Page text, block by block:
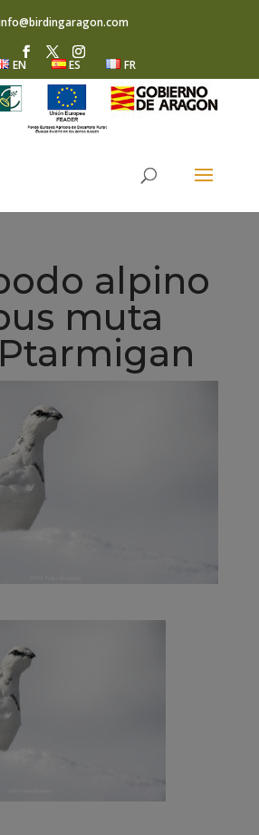
EN ES FR
alpino
muta